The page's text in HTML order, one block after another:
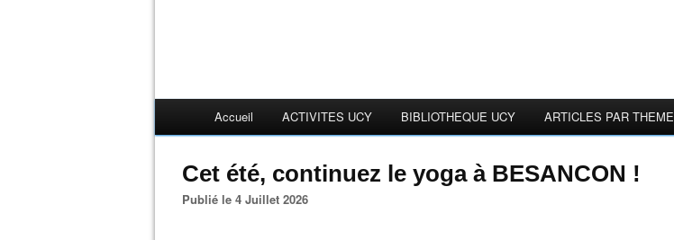
Accueil ACTIVITES UCY BIBLIOTHEQUE UCY ARTICLES PAR THEME
Cet été, continuez le yoga à BESANCON !
Publié le 4 Juillet 2026